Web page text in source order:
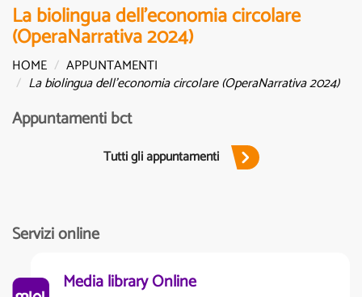
La biolingua dell'economia circolare
(OperaNarrativa 2024)
HOME
APPUNTAMENTI
La biolingua dell'economia circolare (OperaNarrativa 2024)
Appuntamenti bct
Tutti gli appuntamenti
Servizi online
Media library Online